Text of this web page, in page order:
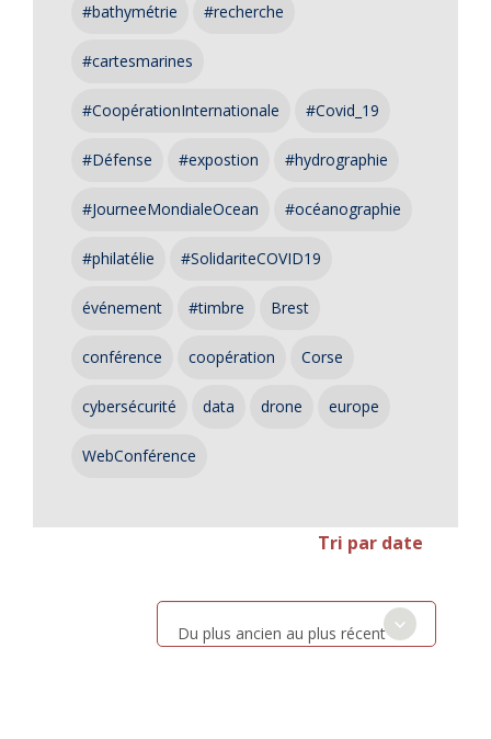
#bathymétrie #recherche
#cartesmarines
#CoopérationInternationale #Covid_19
#Défense #expostion #hydrographie
#JourneeMondialeOcean #océanographie
#philatélie #SolidariteCOVID19
événement #timbre Brest
conférence coopération Corse
cybersécurité data drone europe
WebConférence
Tri par date
Du plus ancien au plus récent